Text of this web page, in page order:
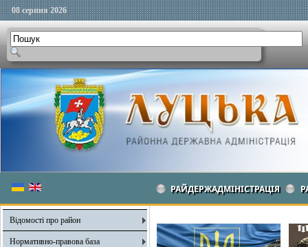
08 серпня 2026
РАЙДЕРЖАДМІНІСТРАЦІЯ
Відомості про район
Нормативно-правова база